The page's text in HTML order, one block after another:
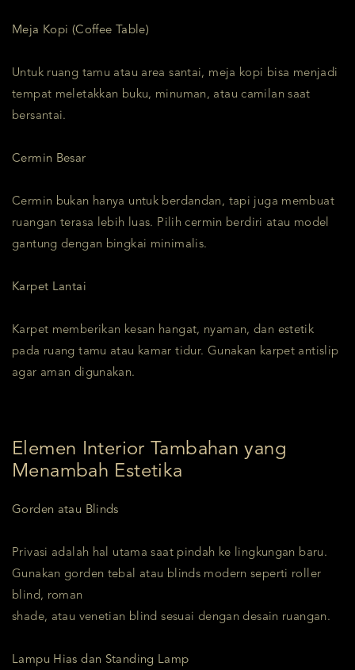
Meja Kopi (Coffee Table)
Untuk ruang tamu atau area santai, meja kopi bisa menjadi
tempat meletakkan buku, minuman, atau camilan saat
bersantai.
Cermin Besar
Cermin bukan hanya untuk berdandan, tapi juga membuat
ruangan terasa lebih luas. Pilih cermin berdiri atau model
gantung dengan bingkai minimalis.
Karpet Lantai
Karpet memberikan kesan hangat, nyaman, dan estetik
pada ruang tamu atau kamar tidur. Gunakan karpet antislip
agar aman digunakan.
Elemen Interior Tambahan yang
Menambah Estetika
Gorden atau Blinds
Privasi adalah hal utama saat pindah ke lingkungan baru.
Gunakan gorden tebal atau blinds modern seperti roller
blind, roman
shade, atau venetian blind sesuai dengan desain ruangan.
Lampu Hias dan Standing Lamp